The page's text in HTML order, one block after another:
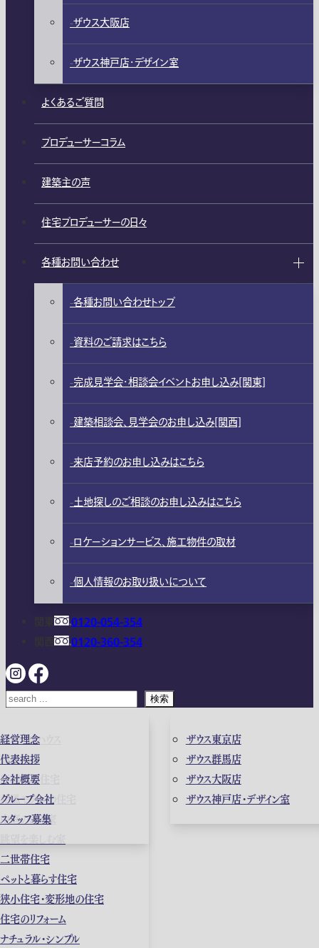
ガレージハウス
高級住宅
店舗併用住宅
和風モダンの住宅
中庭のある家
二世帯住宅
ペットと暮らす住宅
狭小住宅・変形地の住宅
住宅のリフォーム
ナチュラル・シンプル
経営理念
代表挨拶
会社概要
グループ会社
スタッフ募集
ザウス東京店
ザウス群馬店
ザウス大阪店
ザウス神戸店・デザイン室
ザウス大阪店
ザウス神戸店・デザイン室
よくあるご質問
プロデューサーコラム
建築主の声
住宅プロデューサーの日々
各種お問い合わせ
各種お問い合わせトップ
資料のご請求はこちら
完成見学会・相談会イベントお申し込み[関東]
建築相談会、見学会のお申し込み[関西]
来店予約のお申し込みはこちら
土地探しのご相談のお申し込みはこちら
ロケーションサービス、施工物件の取材
個人情報のお取り扱いについて
0120-054-354
0120-360-354
検索